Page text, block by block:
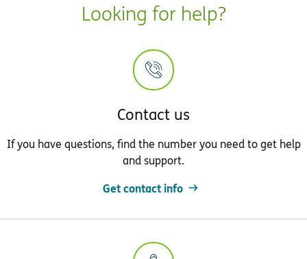
Looking for help?
Contact us
If you have questions, find the number you need to get help
and support.
Get contact info